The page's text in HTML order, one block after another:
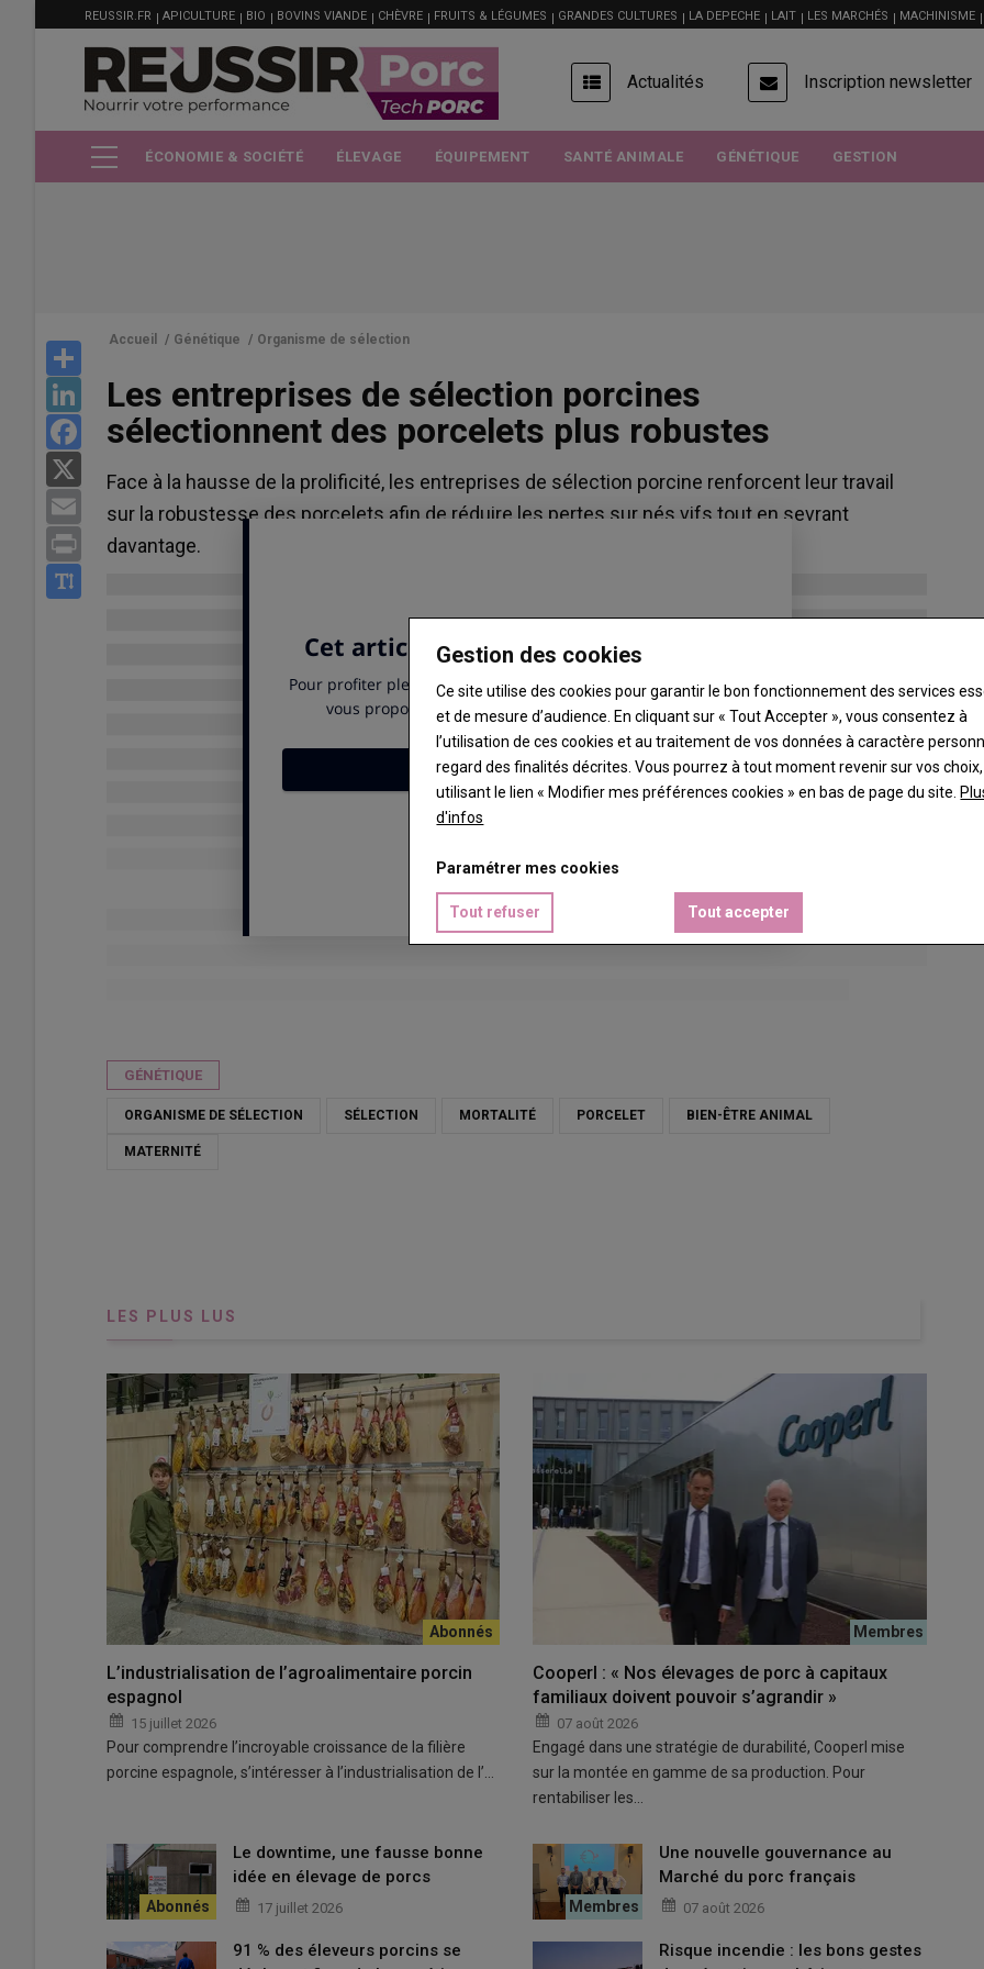
principal
MENU
FILIÈRE
REUSSIR.FR APICULTURE BIO BOVINS VIANDE CHÈVRE FRUITS & LÉGUMES GRANDES CULTURES LA DEPECHE LAIT LES MARCHÉS MACHINISME
USER
ACCOUNT
MENU
Actualités Inscription newsletter
ÉCONOMIE & SOCIÉTÉ ÉLEVAGE ÉQUIPEMENT SANTÉ ANIMALE GÉNÉTIQUE GESTION
LinkedIn
Facebook
Email
Print
Accueil / Génétique / Organisme de sélection
Les entreprises de sélection porcines
sélectionnent des porcelets plus robustes
Face à la hausse de la prolificité, les entreprises de sélection porcine renforcent leur travail
sur la robustesse des porcelets afin de réduire les pertes sur nés vifs tout en sevrant
davantage.
Le travail de robustesse des porcelets mis en place par les sélectionneurs est la complémentarité de ce qui est réalisé
© A. Puybasset
Les
La robustesse des porcelets est devenue un axe majeur du progrès génétique en production porcine.
Lire aussi : L'Ifip veut identifier les sons des truies qui sauvent les porcelets
Dans un contexte de taille de portées toujours plus élevée, les entreprises de sélection cherchent à améliorer
GÉNÉTIQUE
ORGANISME DE SÉLECTION SÉLECTION MORTALITÉ PORCELET BIEN-ÊTRE ANIMAL
MATERNITÉ
LES PLUS LUS
L’industrialisation de l’agroalimentaire porcin
espagnol
15 juillet 2026
Pour comprendre l’incroyable croissance de la filière
porcine espagnole, s’intéresser à l’industrialisation de l’…
Cooperl : « Nos élevages de porc à capitaux
familiaux doivent pouvoir s’agrandir »
07 août 2026
Engagé dans une stratégie de durabilité, Cooperl mise
sur la montée en gamme de sa production. Pour
rentabiliser les…
Le downtime, une fausse bonne
idée en élevage de porcs
17 juillet 2026
Une nouvelle gouvernance au
Marché du porc français
07 août 2026
91 % des éleveurs porcins se
Risque incendie : les bons gestes
Gestion des cookies
Ce site utilise des cookies pour garantir le bon fonctionnement des services
et de mesure d’audience. En cliquant sur « Tout Accepter », vous consentez à
l’utilisation de ces cookies et au traitement de vos données à caractère
regard des finalités décrites. Vous pourrez à tout moment revenir sur vos
utilisant le lien « Modifier mes préférences cookies » en bas de page du site.
d'infos
Paramétrer mes cookies
Tout refuser Tout accepter